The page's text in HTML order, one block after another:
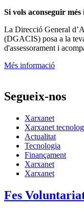
Si vols aconseguir
La Direcció General
(DGACIS) posa a la
d'assessorament i
Més informació
Segueix-nos
Xarxanet
Xarxanet
Actualitat
Tecnologia
Finançament
Xarxanet
Xarxanet
Fes